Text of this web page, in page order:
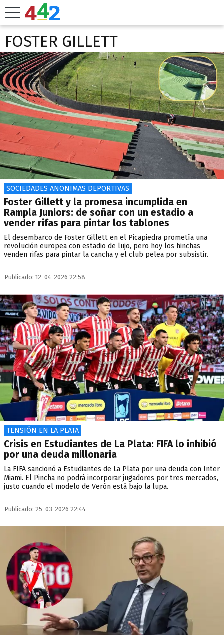
FOSTER GILLETT
SOCIEDADES ANONIMAS DEPORTIVAS
Foster Gillett y la promesa incumplida en
Rampla Juniors: de soñar con un estadio a
vender rifas para pintar los tablones
El desembarco de Foster Gillett en el Picapiedra prometía una
revolución europea con estadio de lujo, pero hoy los hinchas
venden rifas para pintar la cancha y el club pelea por subsistir.
Publicado: 12-04-2026 22:58
TENSIÓN EN LA PLATA
Crisis en Estudiantes de La Plata: FIFA lo inhibió
por una deuda millonaria
La FIFA sancionó a Estudiantes de La Plata por una deuda con Inter
Miami. El Pincha no podrá incorporar jugadores por tres mercados,
justo cuando el modelo de Verón está bajo la lupa.
Publicado: 25-03-2026 22:44